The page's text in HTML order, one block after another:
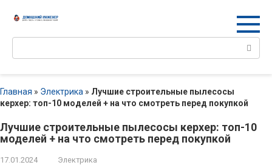
Поиск:
Главная » Электрика » Лучшие строительные пылесосы
керхер: топ-10 моделей + на что смотреть перед покупкой
Лучшие строительные пылесосы керхер: топ-10
моделей + на что смотреть перед покупкой
17.01.2024 Электрика